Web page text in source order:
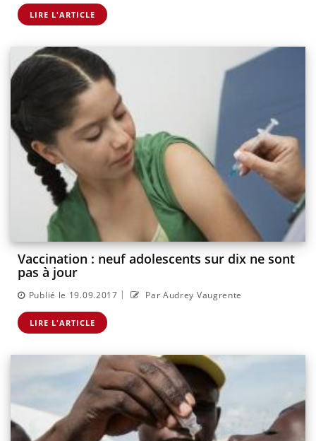
LIRE L'ARTICLE
Vaccination : neuf adolescents sur dix ne sont
pas à jour
Publié le 19.09.2017 | Par Audrey Vaugrente
LIRE L'ARTICLE